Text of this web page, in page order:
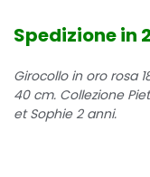
Spedizione in
Girocollo in oro rosa
40 cm. Collezione
et Sophie 2 anni.